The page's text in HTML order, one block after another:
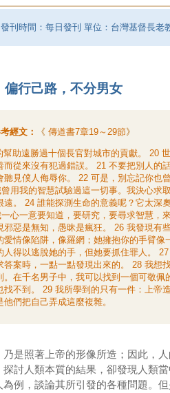
刊時間：每日發刊 單位：台灣基督長老
偏行己路，不分男女
經文： 《 傳道書7章19～29節》
幫助遠勝過十個長官對城市的貢獻。 20
而從來沒有犯過錯誤。 21 不要把別人的
聽見僕人侮辱你。 22 可是，別忘記你也
用我的智慧試驗過這一切事。我決心求
遠。 24 誰能探測生命的意義呢？它太深
心一意要知道，要研究，要尋求智慧，
邪惡是無知，愚昧是瘋狂。 26 我發現有
愛情像陷阱，像羅網；她擁抱你的手臂像
人得以逃脫她的手，但她要抓住罪人。
答案時，一點一點發現出來的。 28 我想
。在千名男子中，我可以找到一個可敬佩
找不到。 29 我所學到的只有一件：上帝
們把自己弄成這麼複雜。
是照著上帝的形像所造；因此，
探討人類本質的結果，卻發現人類
例，談論其所引發的各種問題。